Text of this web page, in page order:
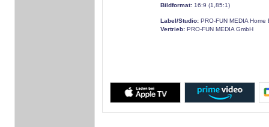
Bildformat: 16:9 (1,85:1)
Label/Studio: PRO-FUN MEDIA Home
Vertrieb: PRO-FUN MEDIA GmbH